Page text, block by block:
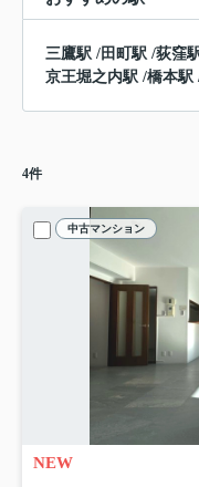
三鷹駅 /田町駅 /荻窪
京王堀之内駅 /橋本駅
4件
中古マンション
NEW